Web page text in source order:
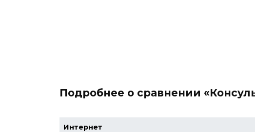
Подробнее о сравнении
Интернет